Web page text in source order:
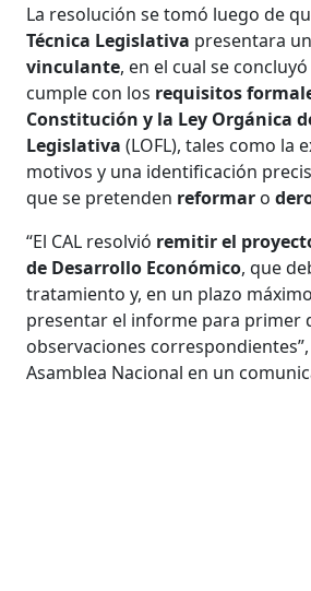
La resolución se tomó luego de
Técnica Legislativa presentara un
vinculante, en el cual se
cumple con los requisitos
Constitución y la Ley Orgánica
Legislativa(LOFL), tales como la
motivos y una identificación
que se pretenden reformar o
“El CAL resolvió remitir el
de Desarrollo Económico, que
tratamiento y, en un plazo
presentar el informe para primer
observaciones
Asamblea Nacional en un